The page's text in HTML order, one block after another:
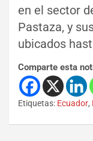
en el sector
Pastaza, y
ubicados
Comparte esta
Etiquetas: Ecuador,